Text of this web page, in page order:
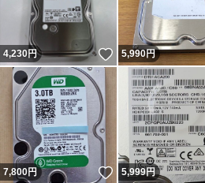
4,230円 いいね！
5,990円
7,800円 いいね！
5,999円